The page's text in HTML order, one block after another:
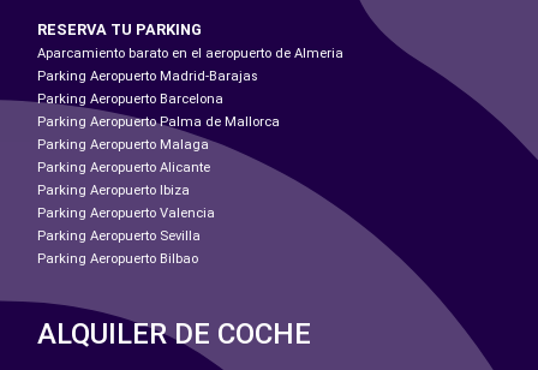
RESERVA TU PARKING
Aparcamiento barato en el aeropuerto de Almeria
Parking Aeropuerto Madrid-Barajas
Parking Aeropuerto Barcelona
Parking Aeropuerto Palma de Mallorca
Parking Aeropuerto Malaga
Parking Aeropuerto Alicante
Parking Aeropuerto Ibiza
Parking Aeropuerto Valencia
Parking Aeropuerto Sevilla
Parking Aeropuerto Bilbao
ALQUILER DE COCHE